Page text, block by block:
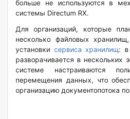
больше не используются в
системы Directum RX.
Для организаций, которые
несколько файловых
установки сервиса хранилищ: в
разворачивается в нескольких
системе настраиваются
перемещения данных, что
организацию документопотока